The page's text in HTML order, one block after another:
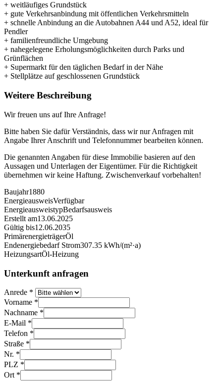
+ weitläufiges Grundstück
+ gute Verkehrsanbindung mit öffentlichen Verkehrsmitteln
+ schnelle Anbindung an die Autobahnen A44 und A52, ideal für
Pendler
+ familienfreundliche Umgebung
+ nahegelegene Erholungsmöglichkeiten durch Parks und
Grünflächen
+ Supermarkt für den täglichen Bedarf in der Nähe
+ Stellplätze auf geschlossenen Grundstück
Weitere Beschreibung
Wir freuen uns auf Ihre Anfrage!
Bitte haben Sie dafür Verständnis, dass wir nur Anfragen mit
Angabe Ihrer Anschrift und Telefonnummer bearbeiten können.
Die genannten Angaben für diese Immobilie basieren auf den
Aussagen und Unterlagen der Eigentümer. Für die Richtigkeit
übernehmen wir keine Haftung. Zwischenverkauf vorbehalten!
Baujahr1880
EnergieausweisVerfügbar
Energie­ausweistypBedarfsausweis
Erstellt am13.06.2025
Gültig bis12.06.2035
PrimärenergieträgerÖl
Endenergiebedarf Strom307.35 kWh/(m²·a)
HeizungsartÖl-Heizung
Unterkunft anfragen
Anrede *
Vorname *
Nachname *
E-Mail *
Telefon *
Straße *
Nr. *
PLZ *
Ort *